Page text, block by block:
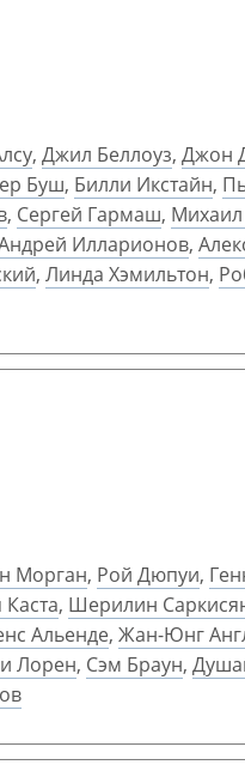
, Джил Беллоуз, Джон
Буш, Билли Икстайн,
, Сергей Гармаш,
Илларионов,
, Линда Хэмильтон,
Морган, Рой Дюпуи,
, Шерилин
Альенде, Жан-Юнг
Лорен, Сэм Браун,